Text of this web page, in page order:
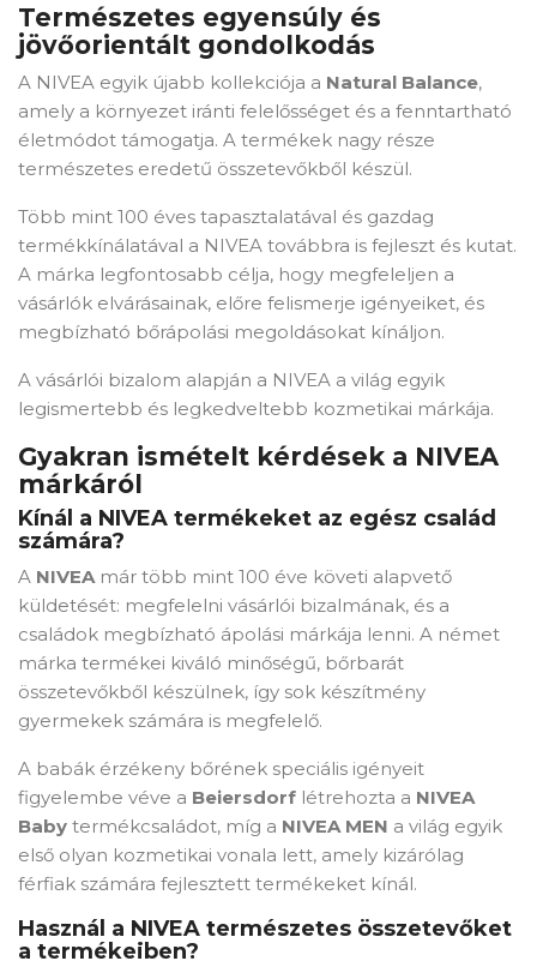
Természetes egyensúly és
jövőorientált gondolkodás
A NIVEA egyik újabb kollekciója a Natural Balance,
amely a környezet iránti felelősséget és a fenntartható
életmódot támogatja. A termékek nagy része
természetes eredetű összetevőkből készül.
Több mint 100 éves tapasztalatával és gazdag
termékkínálatával a NIVEA továbbra is fejleszt és kutat.
A márka legfontosabb célja, hogy megfeleljen a
vásárlók elvárásainak, előre felismerje igényeiket, és
megbízható bőrápolási megoldásokat kínáljon.
A vásárlói bizalom alapján a NIVEA a világ egyik
legismertebb és legkedveltebb kozmetikai márkája.
Gyakran ismételt kérdések a NIVEA
márkáról
Kínál a NIVEA termékeket az egész család
számára?
A NIVEAmár több mint 100 éve követi alapvető
küldetését: megfelelni vásárlói bizalmának, és a
családok megbízható ápolási márkája lenni. A német
márka termékei kiváló minőségű, bőrbarát
összetevőkből készülnek, így sok készítmény
gyermekek számára is megfelelő.
A babák érzékeny bőrének speciális igényeit
figyelembe véve a Beiersdorf létrehozta a NIVEA
Baby termékcsaládot, míg a NIVEA MEN a világ egyik
első olyan kozmetikai vonala lett, amely kizárólag
férfiak számára fejlesztett termékeket kínál.
Használ a NIVEA természetes összetevőket
a termékeiben?